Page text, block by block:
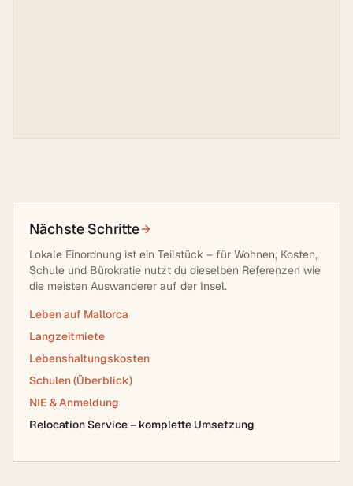
Nächste Schritte
Lokale Einordnung ist ein Teilstück – für Wohnen, Kosten,
Schule und Bürokratie nutzt du dieselben Referenzen wie
die meisten Auswanderer auf der Insel.
Leben auf Mallorca
Langzeitmiete
Lebenshaltungskosten
Schulen (Überblick)
NIE & Anmeldung
Relocation Service – komplette Umsetzung